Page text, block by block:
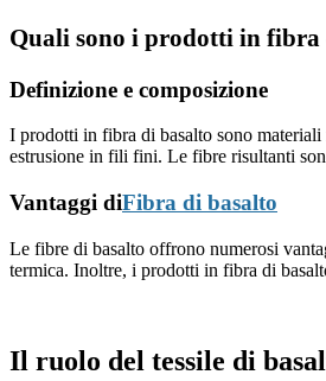
Quali sono i prodotti in fibra
Definizione e composizione
I prodotti in fibra di basalto sono materiali
estrusione in fili fini. Le fibre risultanti
Vantaggi diFibra di basalto
Le fibre di basalto offrono numerosi
termica. Inoltre, i prodotti in fibra di
Il ruolo del tessile di